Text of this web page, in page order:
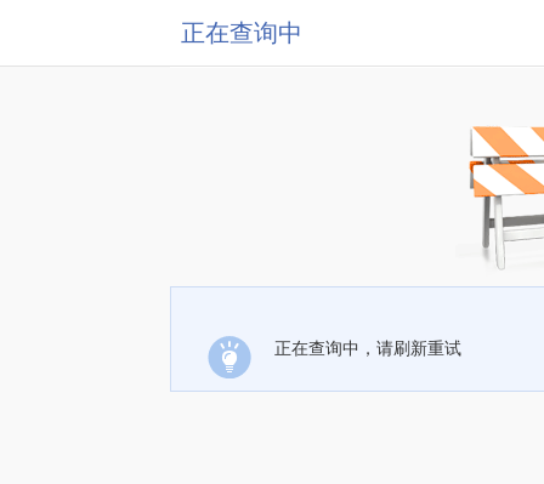
正在查询中
正在查询中，请刷新重试